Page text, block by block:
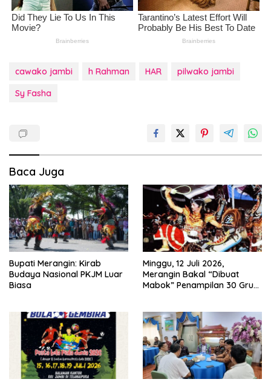
cawako jambi h Rahman HAR
pilwako jambi
Sy Fasha
Baca Juga
Bupati Merangin: Kirab
Budaya Nasional PKJM Luar
Biasa
Minggu, 12 Juli 2026,
Merangin Bakal “Dibuat
Mabok” Penampilan 30 Grup